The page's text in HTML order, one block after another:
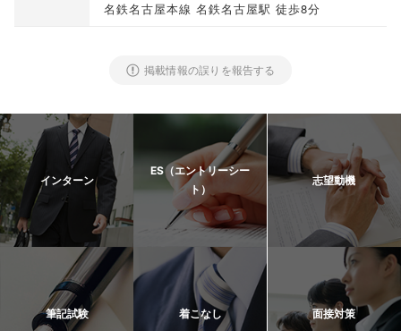
名鉄名古屋本線 名鉄名古屋駅 徒歩8分
掲載情報の誤りを報告する
インターン
ES（エントリーシー
ト）
志望動機
筆記試験 着こなし 面接対策